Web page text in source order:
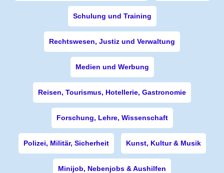
Schulung und Training
Rechtswesen, Justiz und Verwaltung
Medien und Werbung
Reisen, Tourismus, Hotellerie, Gastronomie
Forschung, Lehre, Wissenschaft
Polizei, Militär, Sicherheit Kunst, Kultur & Musik
Minijob, Nebenjobs & Aushilfen